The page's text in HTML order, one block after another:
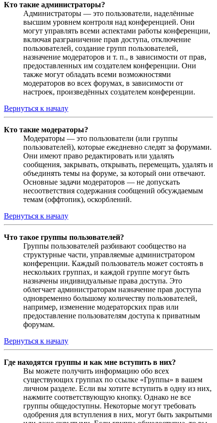
Кто такие администраторы?
Администраторы — это пользователи, наделённые
высшим уровнем контроля над конференцией. Они
могут управлять всеми аспектами работы конференции,
включая разграничение прав доступа, отключение
пользователей, создание групп пользователей,
назначение модераторов и т. п., в зависимости от прав,
предоставленных им создателем конференции. Они
также могут обладать всеми возможностями
модераторов во всех форумах, в зависимости от
настроек, произведённых создателем конференции.
Вернуться к началу
Кто такие модераторы?
Модераторы — это пользователи (или группы
пользователей), которые ежедневно следят за форумами.
Они имеют право редактировать или удалять
сообщения, закрывать, открывать, перемещать, удалять и
объединять темы на форуме, за который они отвечают.
Основные задачи модераторов — не допускать
несоответствия содержания сообщений обсуждаемым
темам (оффтопик), оскорблений.
Вернуться к началу
Что такое группы пользователей?
Группы пользователей разбивают сообщество на
структурные части, управляемые администратором
конференции. Каждый пользователь может состоять в
нескольких группах, и каждой группе могут быть
назначены индивидуальные права доступа. Это
облегчает администраторам назначение прав доступа
одновременно большому количеству пользователей,
например, изменение модераторских прав или
предоставление пользователям доступа к приватным
форумам.
Вернуться к началу
Где находятся группы и как мне вступить в них?
Вы можете получить информацию обо всех
существующих группах по ссылке «Группы» в вашем
личном разделе. Если вы хотите вступить в одну из них,
нажмите соответствующую кнопку. Однако не все
группы общедоступны. Некоторые могут требовать
одобрения для вступления в них, могут быть закрытыми